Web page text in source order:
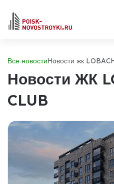
Все новостиНовости жк
Новости ЖК
CLUB